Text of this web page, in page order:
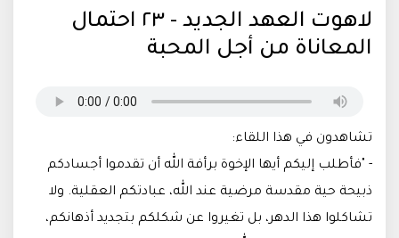
لاهوت العهد الجديد - ٢٣ احتمال
المعاناة من أجل المحبة
تشاهدون في هذا اللقاء:
- "فأطلب إليكم أيها الإخوة برأفة الله أن تقدموا أجسادكم
ذبيحة حية مقدسة مرضية عند الله، عبادتكم العقلية. ولا
تشاكلوا هذا الدهر، بل تغيروا عن شكلكم بتجديد أذهانكم،